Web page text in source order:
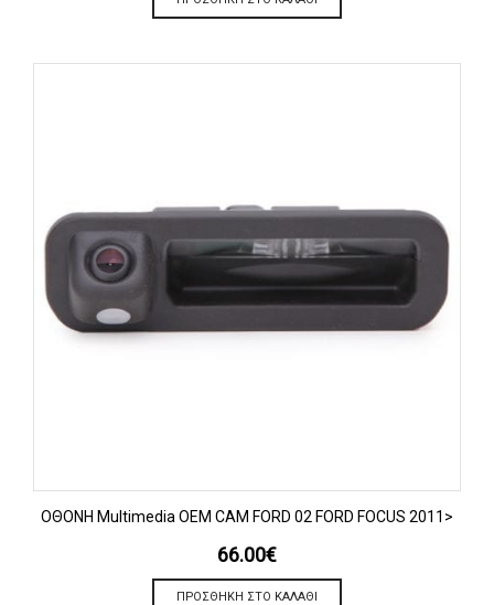
OΘΟΝΗ Multimedia OEM CAM FORD 02 FORD FOCUS 2011>
66.00€
ΠΡΟΣΘΉΚΗ ΣΤΟ ΚΑΛΆΘΙ